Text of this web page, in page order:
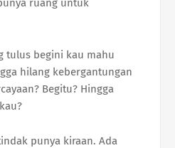
ruang untuk
tulus begini kau mahu
hilang kebergantungan
Begitu? Hingga
punya kiraan. Ada